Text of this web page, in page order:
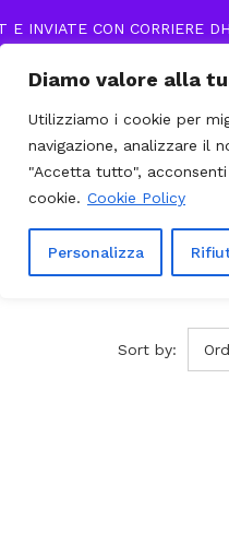
Diamo valore alla
Utilizziamo i cookie per
navigazione, analizzare il
"Accetta tutto",
cookie. Cookie Policy
Personalizza
E INVIATE CON CORRIERE
1800 / Cell. +39 338 895
7903
Sort by: